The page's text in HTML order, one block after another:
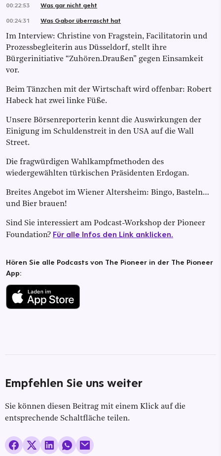
00:22:53
Was gar nicht geht
00:24:31
Was Gabor überrascht hat
Im Interview: Christine von Fragstein, Facilitatorin und
Prozessbegleiterin aus Düsseldorf, stellt ihre
Bürgerinitiative “Zuhören.Draußen” gegen Einsamkeit
vor.
Beim Tänzchen mit der Wirtschaft wird offenbar: Robert
Habeck hat zwei linke Füße.
Unsere Börsenreporterin kennt die Auswirkungen der
Einigung im Schuldenstreit in den USA auf die Wall
Street.
Die fragwürdigen Wahlkampfmethoden des
wiedergewählten türkischen Präsidenten Erdogan.
Breites Angebot im Wiener Altersheim: Bingo, Basteln…
und Bier brauen!
Sind Sie interessiert am Podcast-Workshop der Pioneer
Foundation? Für alle Infos den Link anklicken.
Hören Sie alle Podcasts von The Pioneer in der The Pioneer
App:
Empfehlen Sie uns weiter
Sie können diesen Beitrag mit einem Klick auf die
entsprechende Schaltfläche teilen.